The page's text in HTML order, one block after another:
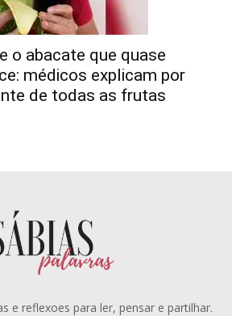
o abacate que quase
médicos explicam por
de todas as frutas
e reflexoes para ler, pensar e partilhar.